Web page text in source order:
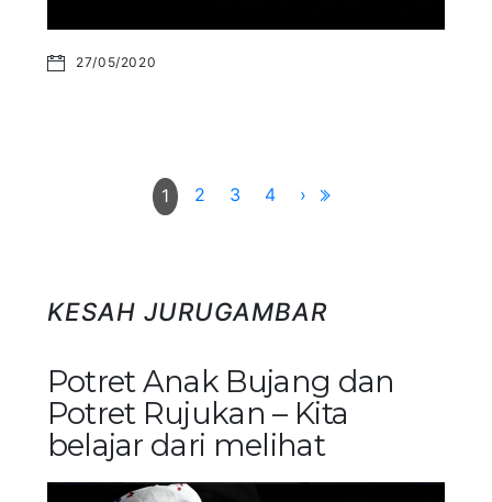
27/05/2020
1 2 3 4 ›
KESAH JURUGAMBAR
Potret Anak Bujang dan
Potret Rujukan – Kita
belajar dari melihat